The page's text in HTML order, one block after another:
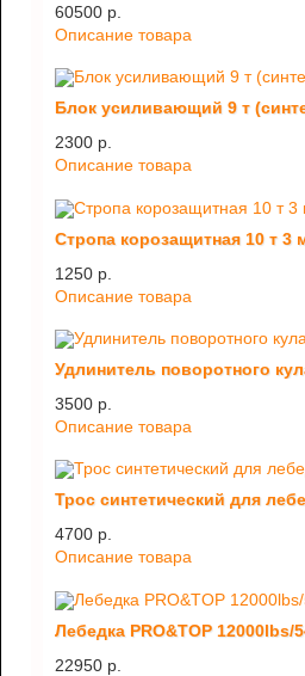
60500 p.
Описание товара
Блок усиливающий 9 т
2300 p.
Описание товара
Стропа корозащитная 10 т
1250 p.
Описание товара
Удлинитель поворотного
3500 p.
Описание товара
Трос синтетический для
4700 p.
Описание товара
Лебедка PRO&TOP 12000lbs/
22950 p.